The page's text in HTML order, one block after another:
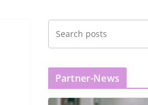
Partner-News